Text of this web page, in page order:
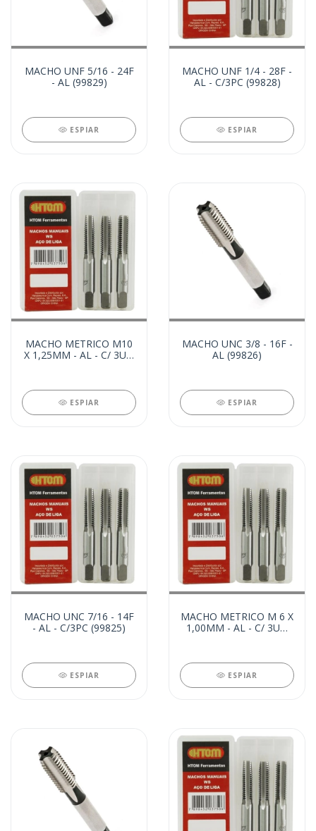
MACHO UNF 5/16 - 24F
- AL (99829)
ESPIAR
MACHO UNF 1/4 - 28F -
AL - C/3PC (99828)
ESPIAR
MACHO METRICO M10
X 1,25MM - AL - C/ 3UN
ESPIAR
MACHO UNC 3/8 - 16F -
AL (99826)
ESPIAR
MACHO UNC 7/16 - 14F
- AL - C/3PC (99825)
ESPIAR
MACHO METRICO M 6 X
1,00MM - AL - C/ 3UN
ESPIAR